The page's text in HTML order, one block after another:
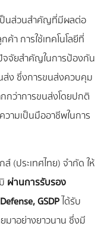
ป็นส่วนสำคัญที่มีผลต่อ
า การใช้เทคโนโลยีที่
จจัยสำคัญในการป้องกัน
ส่ง ซึ่งการขนส่งควบคุม
กว่าการขนส่งโดยปกติ
วามเป็นมืออาชีพในการ
(ประเทศไทย) จำกัด ให้
ผ่านการรับรอง
GSDPได้รับ
มาอย่างยาวนาน ซึ่งมี